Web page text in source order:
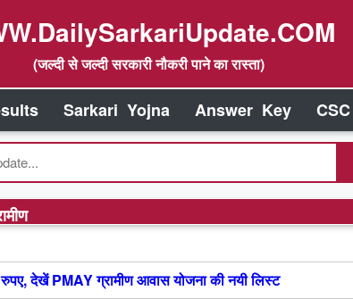
(जल्दी से जल्दी सरकारी नौकरी पाने का रास्ता)
Sarkari Yojna Answer Key
देखें PMAY ग्रामीण आवास योजना की नयी लिस्ट